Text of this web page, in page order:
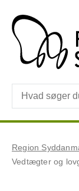
Region
Vedtægter og